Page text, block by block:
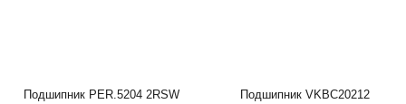
Подшипник PER.5204 2RSW
Подшипник VKBC20212